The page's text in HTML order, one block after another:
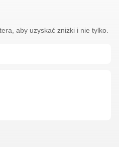
aby uzyskać zniżki i nie tylko.